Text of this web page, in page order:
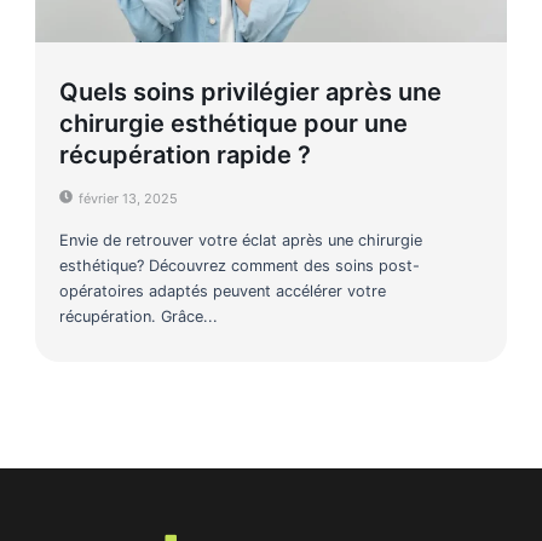
Quels soins privilégier après une
chirurgie esthétique pour une
récupération rapide ?
février 13, 2025
Envie de retrouver votre éclat après une chirurgie
esthétique? Découvrez comment des soins post-
opératoires adaptés peuvent accélérer votre
récupération. Grâce...